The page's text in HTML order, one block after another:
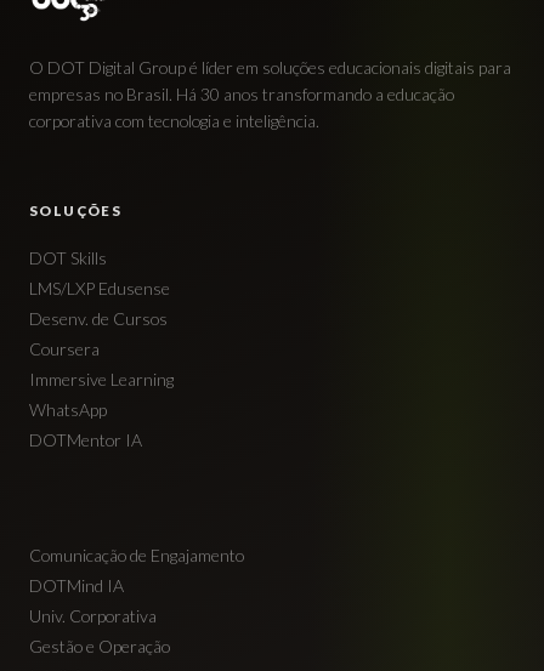
O DOT Digital Group é líder em soluções educacionais digitais para
empresas no Brasil. Há 30 anos transformando a educação
corporativa com tecnologia e inteligência.
SOLUÇÕES
DOT Skills
LMS/LXP Edusense
Desenv. de Cursos
Coursera
Immersive Learning
WhatsApp
DOTMentor IA
Comunicação de Engajamento
DOTMind IA
Univ. Corporativa
Gestão e Operação